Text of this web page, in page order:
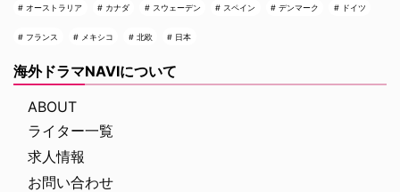
オーストラリア カナダ スウェーデン スペイン デンマーク ドイツ
フランス メキシコ 北欧 日本
海外ドラマNAVIについて
ABOUT
ライター一覧
求人情報
お問い合わせ